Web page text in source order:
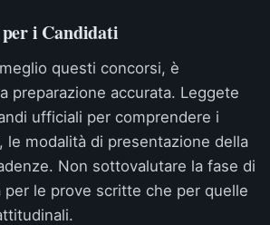
i Candidati
questi concorsi, è
preparazione accurata. Leggete
ufficiali per comprendere i
le modalità di presentazione della
Non sottovalutare la fase di
per le prove scritte che per quelle